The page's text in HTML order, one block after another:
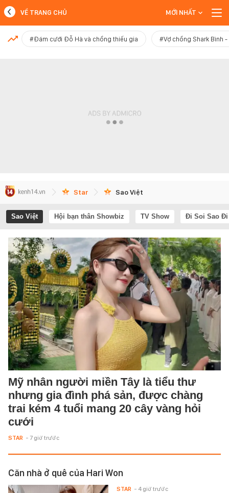
MỚI NHẤT
VỀ TRANG CHỦ MỚI NHẤT
#Đám cưới Đỗ Hà và chồng thiếu gia #Vợ chồng Shark Bình
Star Sao Việt
Sao Việt Hội bạn thân Showbiz TV Show Đi Soi Sao Đi
Mỹ nhân người miền Tây là tiểu thư
nhưng gia đình phá sản, được chàng
trai kém 4 tuổi mang 20 cây vàng hỏi
cưới
STAR - 7 giờ trước
Căn nhà ở quê của Hari Won
STAR - 4 giờ trước